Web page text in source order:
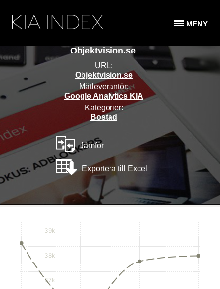
MENY
Objektvision.se
URL:
Objektvision.se
Mätleverantör:
Google Analytics KIA
Kategorier:
Bostad
Jämför
Exportera till Excel
37k
38k
39k